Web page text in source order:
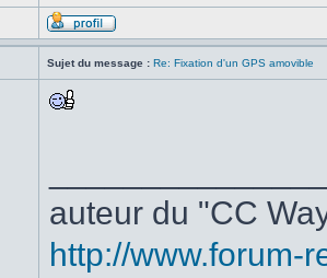
Sujet du message : Re: Fixation d'un GPS amovible
auteur du "CC
http://www.forum-